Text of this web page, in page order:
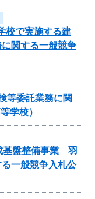
校で実施する建
関する一般競争
等委託業務に関
学校）
基盤整備事業 羽
一般競争入札公